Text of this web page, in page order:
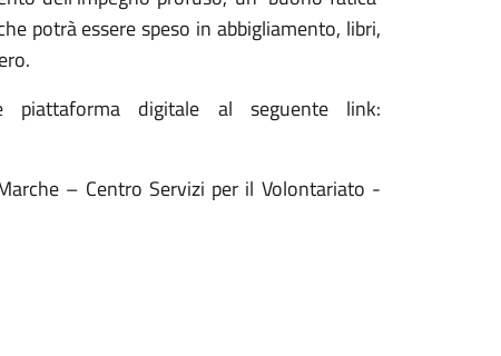
potrà essere speso in abbigliamento, libri,
digitale al seguente link:
– Centro Servizi per il Volontariato -